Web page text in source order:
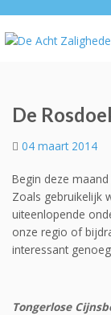
De
04 maart 2014
Begin deze
Zoals gebruikelijk
uiteenlopende
onze regio of
interessant
Tongerlose